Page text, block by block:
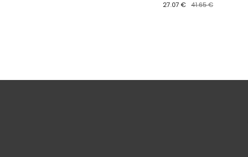
voskované (200 ks + bit)
27.07 € 41.65 €